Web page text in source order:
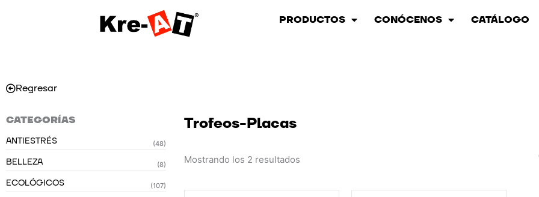
PRODUCTOS CONÓCENOS CATÁLOGO
Regresar
CATEGORÍAS
ANTIESTRÉS (48)
BELLEZA (8)
ECOLÓGICOS (107)
Trofeos-Placas
Mostrando los 2 resultados